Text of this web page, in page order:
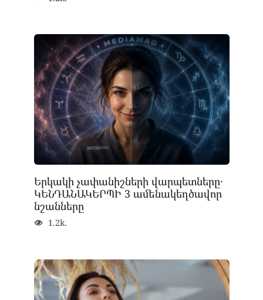
Երկակի չափանիշների վարպետները․
ԿԵՆԴԱՆԱԿԵՐՊԻ 3 ամենակեղծավոր
նշանները
1.2k.